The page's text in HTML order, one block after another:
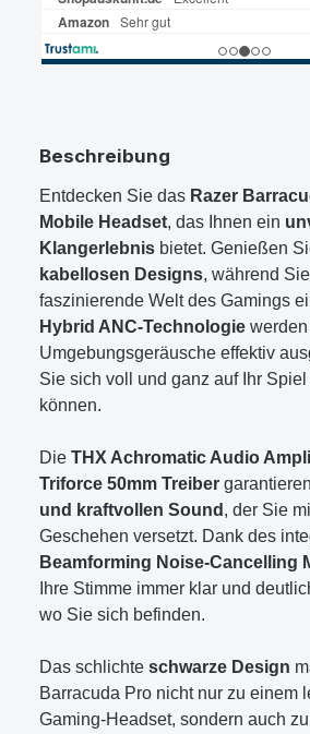
Beschreibung
Entdecken Sie das Razer
Mobile Headset, das Ihnen ein
Klangerlebnis bietet. Genießen
kabellosen Designs, während
faszinierende Welt des Gamings
Hybrid ANC-Technologie
Umgebungsgeräusche effektiv
Sie sich voll und ganz auf Ihr
können.
Die THX Achromatic Audio
Triforce 50mm Treiber
und kraftvollen Sound , der Sie
Geschehen versetzt. Dank des
Beamforming Noise-Cancelling
Ihre Stimme immer klar und
wo Sie sich befinden.
Das schlichte schwarze Design
Barracuda Pro nicht nur zu einem
Gaming-Headset, sondern auch